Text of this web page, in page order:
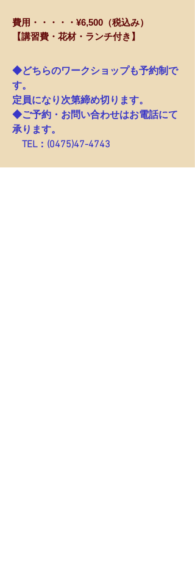
費用・・・・・¥6,500（税込み）
【講習費・花材・ランチ付き】
◆どちらのワークショップも予約制で
す。
定員になり次第締め切ります。
◆ご予約・お問い合わせはお電話にて
承ります。
TEL：(0475)47-4743